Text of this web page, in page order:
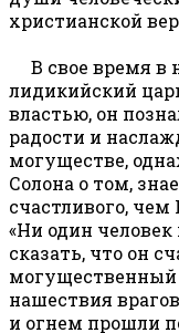
христианской
В свое время в
лидикийский
властью, он
радости и
могуществе,
Солона о том,
счастливого,
«Ни один
сказать, что он
могущественный
нашествия
и огнем прошли